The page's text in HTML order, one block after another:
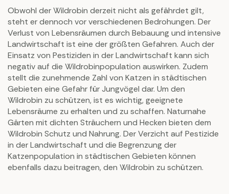
Obwohl der Wildrobin derzeit nicht als gefährdet gilt,
steht er dennoch vor verschiedenen Bedrohungen. Der
Verlust von Lebensräumen durch Bebauung und intensive
Landwirtschaft ist eine der größten Gefahren. Auch der
Einsatz von Pestiziden in der Landwirtschaft kann sich
negativ auf die Wildrobinpopulation auswirken. Zudem
stellt die zunehmende Zahl von Katzen in städtischen
Gebieten eine Gefahr für Jungvögel dar. Um den
Wildrobin zu schützen, ist es wichtig, geeignete
Lebensräume zu erhalten und zu schaffen. Naturnahe
Gärten mit dichten Sträuchern und Hecken bieten dem
Wildrobin Schutz und Nahrung. Der Verzicht auf Pestizide
in der Landwirtschaft und die Begrenzung der
Katzenpopulation in städtischen Gebieten können
ebenfalls dazu beitragen, den Wildrobin zu schützen.